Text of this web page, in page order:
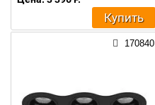
Купить
170840